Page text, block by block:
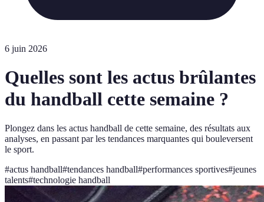
6 juin 2026
Quelles sont les actus brûlantes
du handball cette semaine ?
Plongez dans les actus handball de cette semaine, des résultats aux
analyses, en passant par les tendances marquantes qui bouleversent
le sport.
#actus handball#tendances handball#performances sportives#jeunes
talents#technologie handball